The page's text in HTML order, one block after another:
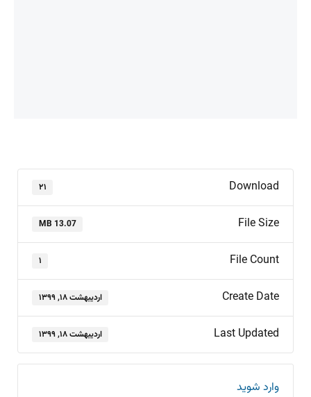
Download ۲۱
File Size
13.07 MB
File Count ۱
Create Date اردیبهشت ۱۸, ۱۳۹۹
Last Updated اردیبهشت ۱۸, ۱۳۹۹
وارد شوید